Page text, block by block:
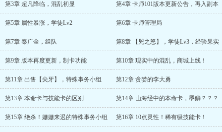
第3章 超凡降临，混乱初显 第4章 卡师101版本更新公告，再入副本
第5章 属性暴涨，学徒Lv2 第6章 卡师管理局
第7章 秦广金，组队 第8章 【兕之怒】，学徒Lv3，经验果实
第9章 版本再度更新，制卡功能 第10章 现实中的混乱，商城上线！
第11章 出售【尖牙】，特殊事务小组 第12章 贪婪的李大勇
第13章 本命卡与技能卡的区别 第14章 山海经中的本命卡，墨鳞？？？
第15章 绝杀！姗姗来迟的特殊事务小组 第16章 10点灵性！稀有级技能卡！